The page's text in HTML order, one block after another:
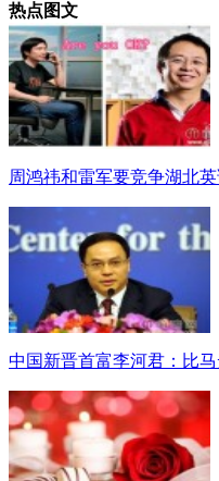
热点图文
周鸿祎和雷军要竞争湖北
中国新晋首富李河君：比